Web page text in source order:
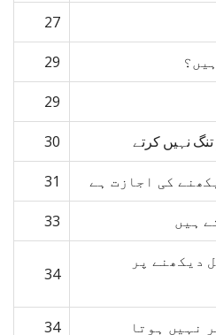
27
29
29
تنگ نہیں کرتے 30
کی اجازت ہے 31
ہیں 33
دیکھنے پر
34
نہیں ہوتا 34